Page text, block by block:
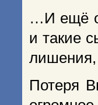
…И ещё
и такие
лишения,
Потеря